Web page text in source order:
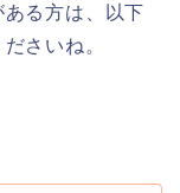
る方は、以下
さいね。